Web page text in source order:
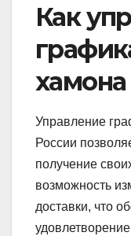
Как
Управление
России
получение
возможность
доставки, что